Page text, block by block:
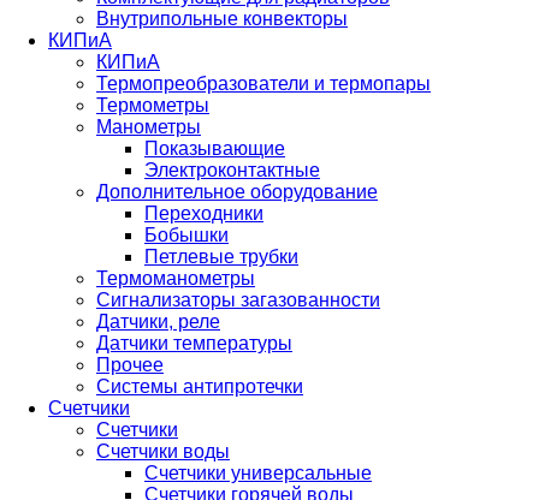
Внутрипольные конвекторы
КИПиА
КИПиА
Термопреобразователи и термопары
Термометры
Манометры
Показывающие
Электроконтактные
Дополнительное оборудование
Переходники
Бобышки
Петлевые трубки
Термоманометры
Сигнализаторы загазованности
Датчики, реле
Датчики температуры
Прочее
Системы антипротечки
Счетчики
Счетчики
Счетчики воды
Счетчики универсальные
Счетчики горячей воды